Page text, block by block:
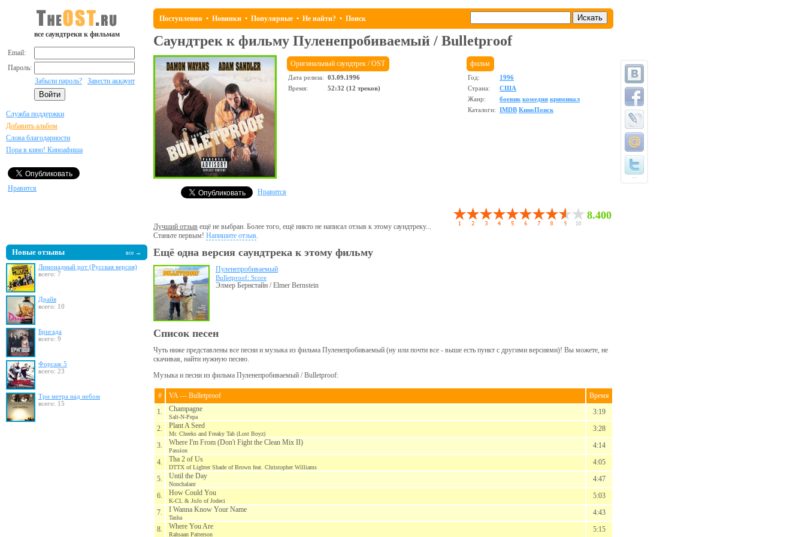
все саундтреки к фильмам
Email:
Пароль:
Забыли пароль?
Завести аккаунт
Служба поддержки
Добавить альбом
Слова благодарности
Пора в кино! Киноафиша
Нравится
Новые отзывы все →
Лимонадный рот (Русская версия)
всего: 7
Драйв
всего: 10
Бригада
всего: 9
Форсаж 5
всего: 23
Три метра над небом
всего: 15
Поступления • Новинки • Популярные • Не найти? • Поиск
Саундтрек к фильму Пуленепробиваемый / Bulletproof
Оригинальный саундтрек / OST
Дата релиза: 03.09.1996
Время:
52:32 (12 треков)
фильм
Год:
1996
Страна:
США
Жанр:
боевик комедия криминал
Каталоги: IMDB КиноПоиск
Нравится
8.400
Лучший отзыв ещё не выбран. Более того, ещё никто не написал отзыв к этому саундтреку...
Станьте первым! Напишите отзыв.
Ещё одна версия саундтрека к этому фильму
Пуленепробиваемый
Bulletproof: Score
Элмер Бернстайн / Elmer Bernstein
Список песен
Чуть ниже представлены все песни и музыка из фильма Пуленепробиваемый (ну или почти все - выше есть пункт с другими версиями)! Вы можете, не
скачивая, найти нужную песню.
Музыка и песни из фильма Пуленепробиваемый / Bulletproof:
# VA — Bulletproof
Время
1.
Champagne
Salt-N-Pepa
3:19
2.
Plant A Seed
Mr. Cheeks and Freaky Tah (Lost Boyz)
3:28
3.
Where I'm From (Don't Fight the Clean Mix II)
Passion
4:14
4.
Tha 2 of Us
DTTX of Lighter Shade of Brown feat. Christopher Williams
4:05
5.
Until the Day
Nonchalant
4:47
6.
How Could You
K-CL & JoJo of Jodeci
5:03
7.
I Wanna Know Your Name
Tasha
4:43
8.
Where You Are
Rahsaan Patterson
5:15
...